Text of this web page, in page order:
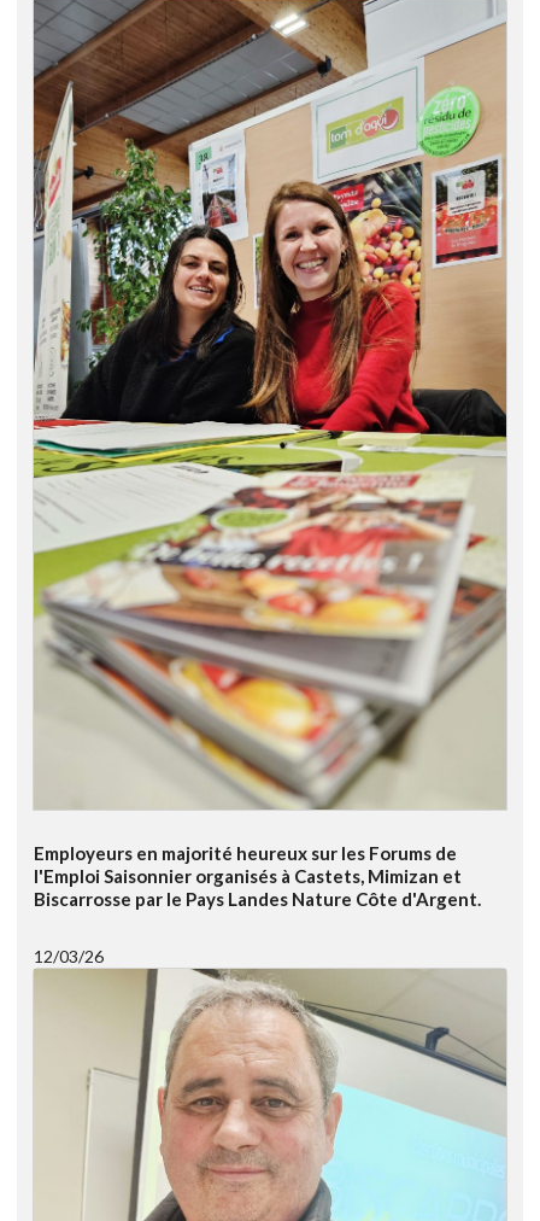
Employeurs en majorité heureux sur les Forums de
l'Emploi Saisonnier organisés à Castets, Mimizan et
Biscarrosse par le Pays Landes Nature Côte d'Argent.
12/03/26